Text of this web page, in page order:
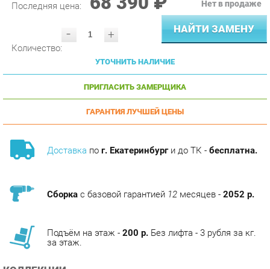
- + НАЙТИ ЗАМЕНУ
УТОЧНИТЬ НАЛИЧИЕ
ПРИГЛАСИТЬ ЗАМЕРЩИКА
ГАРАНТИЯ ЛУЧШЕЙ ЦЕНЫ
Доставкапог. Екатеринбурги до ТК -бесплатна.
Подъём на этаж - 200 р.
КОЛЛЕКЦИИ